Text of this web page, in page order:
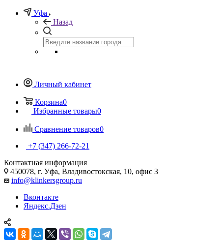
Уфа
Назад
Личный кабинет
Корзина0
Избранные товары0
Сравнение товаров0
+7 (347) 266-72-21
Контактная информация
450078, г. Уфа, Владивостокская, 10, офис 3
info@klinkersgroup.ru
Вконтакте
Яндекс.Дзен